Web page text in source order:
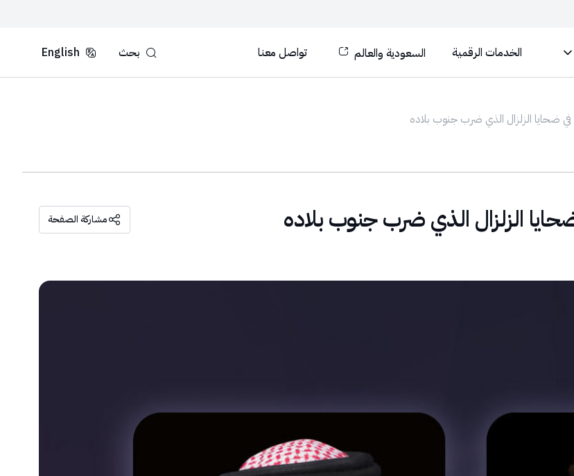
الخدمات الرقمية السعودية والعالم تواصل معنا بحث English
في ضحايا الزلزال الذي ضرب جنوب بلاده
الزلزال الذي ضرب جنوب بلاده مشاركة الصفحة